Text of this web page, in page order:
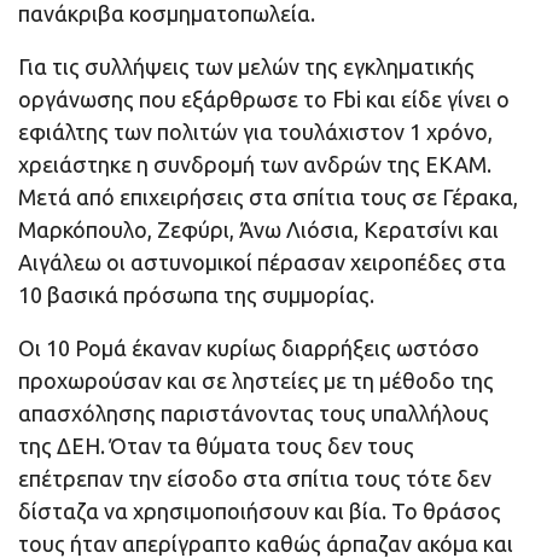
πανάκριβα κοσμηματοπωλεία.
Για τις συλλήψεις των μελών της εγκληματικής
οργάνωσης που εξάρθρωσε το Fbi και είδε γίνει ο
εφιάλτης των πολιτών για τουλάχιστον 1 χρόνο,
χρειάστηκε η συνδρομή των ανδρών της ΕΚΑΜ.
Μετά από επιχειρήσεις στα σπίτια τους σε Γέρακα,
Μαρκόπουλο, Ζεφύρι, Άνω Λιόσια, Κερατσίνι και
Αιγάλεω οι αστυνομικοί πέρασαν χειροπέδες στα
10 βασικά πρόσωπα της συμμορίας.
Οι 10 Ρομά έκαναν κυρίως διαρρήξεις ωστόσο
προχωρούσαν και σε ληστείες με τη μέθοδο της
απασχόλησης παριστάνοντας τους υπαλλήλους
της ΔΕΗ. Όταν τα θύματα τους δεν τους
επέτρεπαν την είσοδο στα σπίτια τους τότε δεν
δίσταζα να χρησιμοποιήσουν και βία. Το θράσος
τους ήταν απερίγραπτο καθώς άρπαζαν ακόμα και